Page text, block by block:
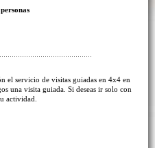
el servicio de visitas guiadas en 4x4 en
una visita guiada. Si deseas ir solo con
actividad.